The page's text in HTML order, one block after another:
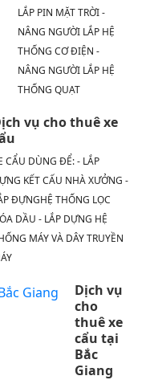
LẮP PIN MẶT TRỜI -
NÂNG NGƯỜI LẮP HỆ
THỐNG CƠ ĐIỆN -
NÂNG NGƯỜI LẮP HỆ
THỐNG QUẠT
vụ cho thuê xe
CẨU DÙNG ĐỂ: - LẮP
KẾT CẤU NHÀ XƯỞNG -
ĐỰNGHỆ THỐNG LỌC
DẦU - LẮP DỰNG HỆ
MÁY VÀ DÂY TRUYỀN
Dịch vụ
cho
thuê xe
cẩu tại
Bắc
Giang